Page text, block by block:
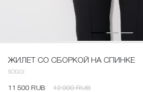
ЖИЛЕТ СО СБОРКОЙ НА СПИНКЕ
SOGGI
11 500 RUB 12 000 RUB